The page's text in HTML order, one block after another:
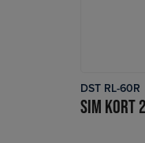
DST RL-60R